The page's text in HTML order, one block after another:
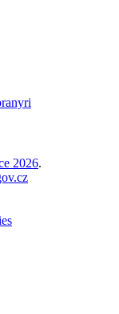
2026.